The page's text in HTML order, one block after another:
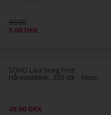
69,00
5,00 DKK
SOHO Liva Snag Free
Hårelastikker, 300 stk - Neon
49,00 DKK